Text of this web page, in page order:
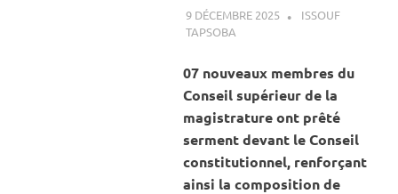
9 DÉCEMBRE 2025
ISSOUF
TAPSOBA
07 nouveaux membres du
Conseil supérieur de la
magistrature ont prêté
serment devant le Conseil
constitutionnel, renforçant
ainsi la composition de